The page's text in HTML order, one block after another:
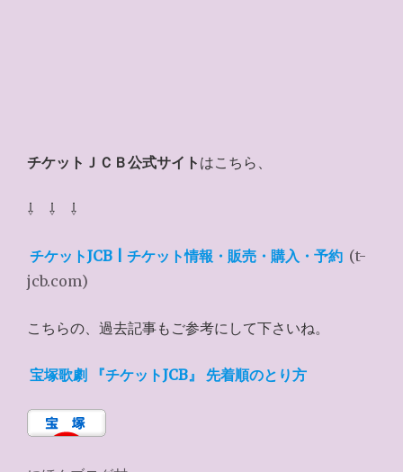
チケットＪＣＢ公式サイト はこちら、
⇩ ⇩ ⇩
チケットJCB | チケット情報・販売・購入・予約 (t-
jcb.com)
こちらの、過去記事もご参考にして下さいね。
宝塚歌劇 『チケットJCB』 先着順のとり方